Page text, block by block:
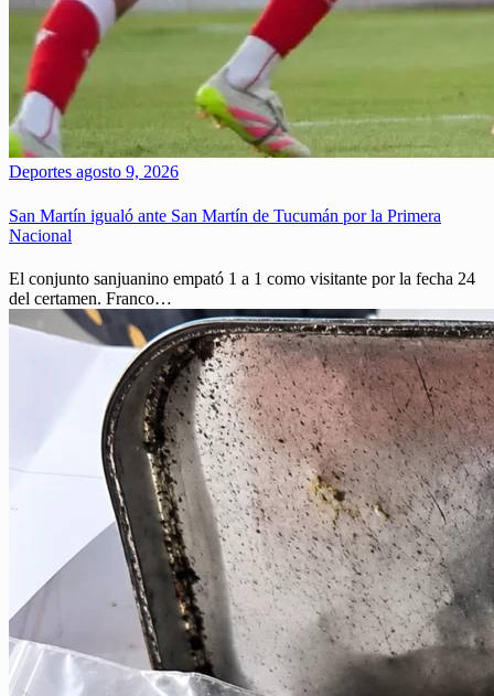
Deportes agosto 9, 2026
San Martín igualó ante San Martín de Tucumán por la Primera
Nacional
El conjunto sanjuanino empató 1 a 1 como visitante por la fecha 24
del certamen. Franco…